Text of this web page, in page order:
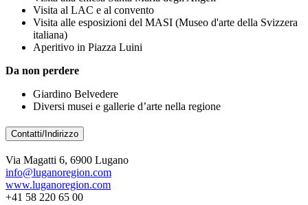
Visita al LAC e al convento
Visita alle esposizioni del MASI (Museo d'arte della Svizzera
italiana)
Aperitivo in Piazza Luini
Da non perdere
Giardino Belvedere
Diversi musei e gallerie d’arte nella regione
Contatti/Indirizzo
Via Magatti 6, 6900 Lugano
info@luganoregion.com
www.luganoregion.com
+41 58 220 65 00